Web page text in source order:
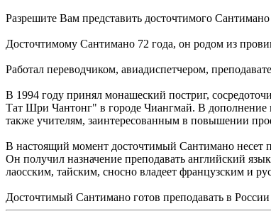
Разрешите Вам представить досточтимого
Досточтимому Сантимано 72 года, он родом из
Работал переводчиком, авиадиспетчером,
В 1994 году принял монашеский постриг,
Тат Шри Чантонг" в городе Чиангмай. В
также учителям, заинтересованным в повышении
В настоящий момент досточтимый Сантимано несет
Он получил назначение преподавать английский
лаосским, тайским, сносно владеет французским и
Досточтимый Сантимано готов преподавать в